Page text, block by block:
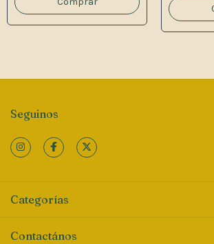
Seguinos
Categorías
Contactános